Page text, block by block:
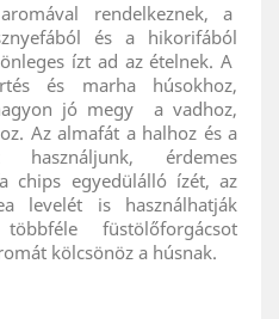
rendelkeznek, a
és a hikorifából
ízt ad az ételnek. A
és marha húsokhoz,
jó megy a vadhoz,
Az almafát a halhoz és a
használjunk, érdemes
chips egyedülálló ízét, az
levelét is használhatják
füstölőforgácsot
kölcsönöz a húsnak.